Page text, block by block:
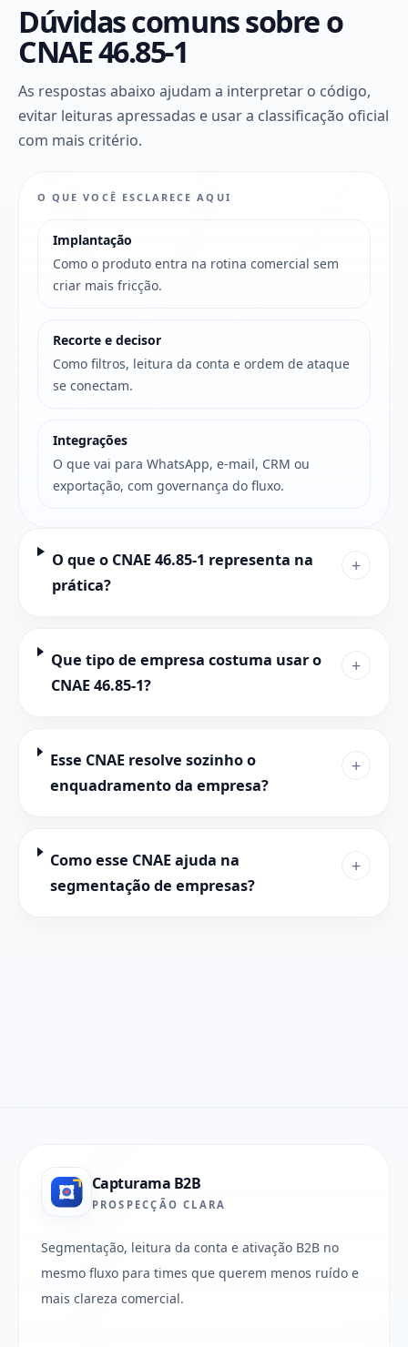
Dúvidas comuns sobre o
CNAE 46.85-1
As respostas abaixo ajudam a interpretar o código,
evitar leituras apressadas e usar a classificação oficial
com mais critério.
O QUE VOCÊ ESCLARECE AQUI
Implantação
Como o produto entra na rotina comercial sem
criar mais fricção.
Recorte e decisor
Como filtros, leitura da conta e ordem de ataque
se conectam.
Integrações
O que vai para WhatsApp, e-mail, CRM ou
exportação, com governança do fluxo.
O que o CNAE 46.85-1 representa na
prática?
+
Que tipo de empresa costuma usar o
CNAE 46.85-1?
+
Esse CNAE resolve sozinho o
enquadramento da empresa?
+
Como esse CNAE ajuda na
segmentação de empresas?
+
Capturama B2B
PROSPECÇÃO CLARA
Segmentação, leitura da conta e ativação B2B no
mesmo fluxo para times que querem menos ruído e
mais clareza comercial.